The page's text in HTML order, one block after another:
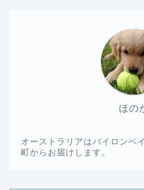
ほの
オーストラリアはバイロンベ
町からお届けします。